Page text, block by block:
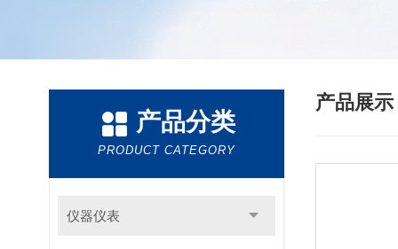
产品分类
PRODUCT CATEGORY
仪器仪表
产品展示